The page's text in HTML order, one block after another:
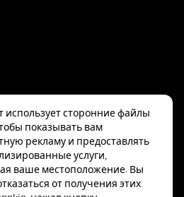
использует сторонние файлы
показывать вам
рекламу и предоставлять
услуги,
ваше местоположение. Вы
от получения этих